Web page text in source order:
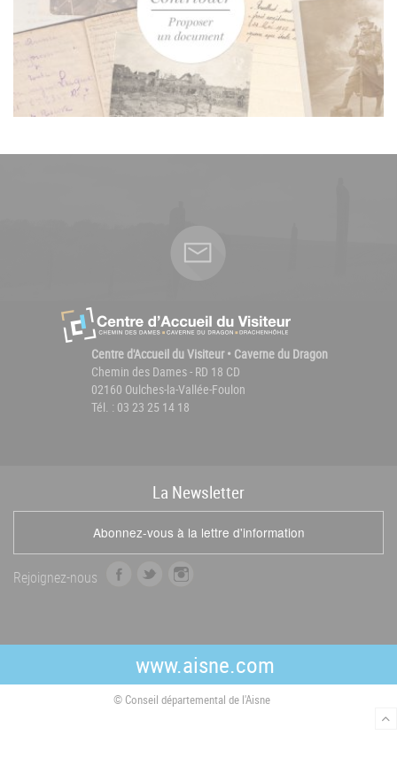
Centre d'Accueil du Visiteur • Caverne du Dragon
Chemin des Dames - RD 18 CD
02160 Oulches-la-Vallée-Foulon
Tél. : 03 23 25 14 18
La Newsletter
Abonnez-vous à la lettre d'information
Rejoignez-nous
b
o
t
e
r
a
g
r
a
www.aisne.com
© Conseil départemental de l'Aisne